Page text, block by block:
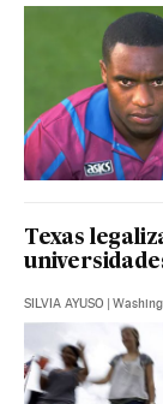
Texas
SILVIA AYUSO